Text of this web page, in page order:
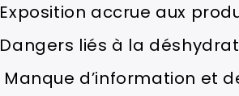
Exposition accrue aux
Dangers liés à la
Manque d’information et